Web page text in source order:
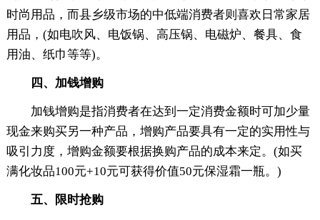
时尚用品，而县乡级市场的中低端消费者则喜欢日常家居
用品，(如电吹风、电饭锅、高压锅、电磁炉、餐具、食
用油、纸巾等等)。
四、加钱增购
加钱增购是指消费者在达到一定消费金额时可加少量
现金来购买另一种产品，增购产品要具有一定的实用性与
吸引力度，增购金额要根据换购产品的成本来定。(如买
满化妆品100元+10元可获得价值50元保湿霜一瓶。)
五、限时抢购